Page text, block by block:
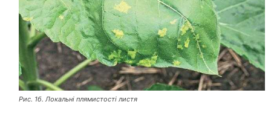
Рис. 1б. Локальні плямистості листя